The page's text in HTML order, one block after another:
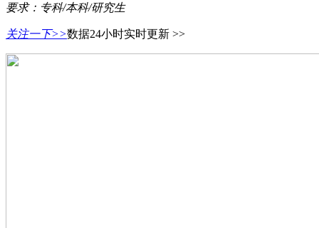
要求： 专科/本科/研究生
关注一下>>数据24小时实时更新 >>